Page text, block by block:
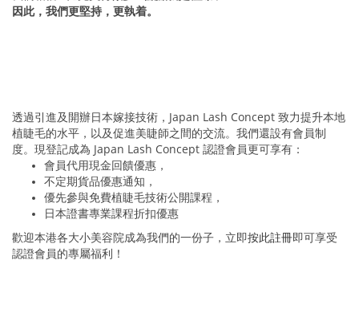
因此，我們更堅持，更執着。
透過引進及開辦日本嫁接技術，Japan Lash Concept 致力提升本地
植睫毛的水平，以及促進美睫師之間的交流。我們還設有會員制
度。現登記成為 Japan Lash Concept 認證會員更可享有：
會員代用現金回饋優惠，
不定期貨品優惠通知，
優先參與免費植睫毛技術公開課程 ，
日本證書專業課程折扣優惠
歡迎本港各大小美容院成為我們的一份子，立即按此註冊即可享受
認證會員的專屬福利！